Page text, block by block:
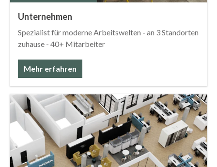
Unternehmen
Spezialist für moderne Arbeitswelten - an 3 Standorten
zuhause - 40+ Mitarbeiter
Mehr erfahren